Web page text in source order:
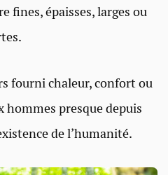
fines, épaisses, larges ou
fourni chaleur, confort ou
hommes presque depuis
de l’humanité.